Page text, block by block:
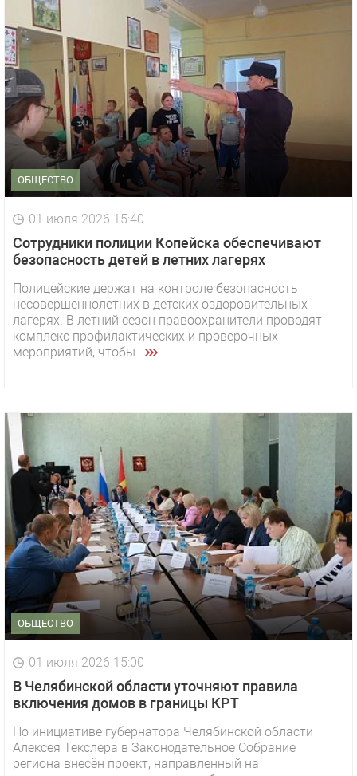
ОБЩЕСТВО
01 июля 2026 15:40
Сотрудники полиции Копейска обеспечивают
безопасность детей в летних лагерях
Полицейские держат на контроле безопасность
несовершеннолетних в детских оздоровительных
лагерях. В летний сезон правоохранители проводят
комплекс профилактических и проверочных
мероприятий, чтобы...
ОБЩЕСТВО
01 июля 2026 15:00
В Челябинской области уточняют правила
включения домов в границы КРТ
По инициативе губернатора Челябинской области
Алексея Текслера в Законодательное Собрание
региона внесён проект, направленный на
1 видео СМОТРЕТЬ